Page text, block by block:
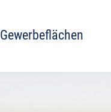
Gewerbeflächen